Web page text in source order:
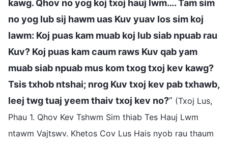
kawg. Qhov no yog koj txoj hauj lwm…. Tam sim
no yog lub sij hawm uas Kuv yuav los sim koj
lawm: Koj puas kam muab koj lub siab npuab rau
Kuv? Koj puas kam caum raws Kuv qab yam
muab siab npuab mus kom txog txoj kev kawg?
Tsis txhob ntshai; nrog Kuv txoj kev pab txhawb,
leej twg tuaj yeem thaiv txoj kev no?” (Txoj Lus,
Phau 1. Qhov Kev Tshwm Sim thiab Tes Hauj Lwm
ntawm Vajtswv. Khetos Cov Lus Hais nyob rau thaum